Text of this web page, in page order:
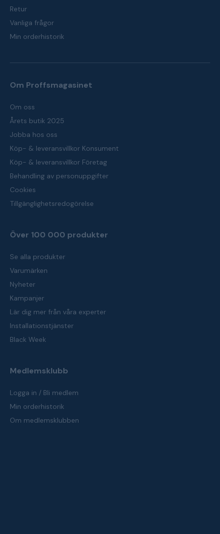
Retur
Vanliga frågor
Min orderhistorik
Om Proffsmagasinet
Om oss
Årets butik 2025
Jobba hos oss
Köp- & leveransvillkor Konsument
Köp- & leveransvillkor Företag
Behandling av personuppgifter
Cookies
Tillgänglighetsredogörelse
Över 100 000 produkter
Se alla produkter
Varumärken
Nyheter
Kampanjer
Lär dig mer från våra experter
Installationstjänster
Black Week
Medlemsklubb
Logga in / Bli medlem
Min orderhistorik
Om medlemsklubben